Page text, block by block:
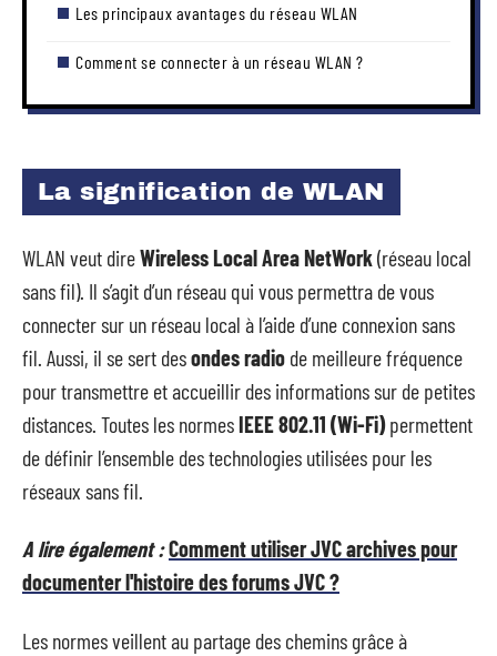
Les principaux avantages du réseau WLAN
Comment se connecter à un réseau WLAN ?
La signification de WLAN
WLAN veut direWireless Local Area NetWork(réseau local
sans fil). Il s’agit d’un réseau qui vous permettra de vous
connecter sur un réseau local à l’aide d’une connexion sans
fil. Aussi, il se sert desondes radio de meilleure fréquence
pour transmettre et accueillir des informations sur de petites
distances. Toutes les normesIEEE 802.11 (Wi-Fi)permettent
de définir l’ensemble des technologies utilisées pour les
réseaux sans fil.
A lire également :Comment utiliser JVC archives pour
documenter l'histoire des forums JVC ?
Les normes veillent au partage des chemins grâce à